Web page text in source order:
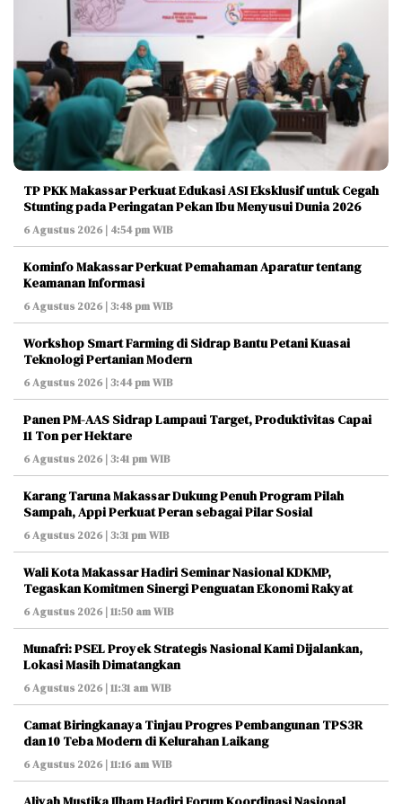
TP PKK Makassar Perkuat Edukasi ASI Eksklusif untuk Cegah
Stunting pada Peringatan Pekan Ibu Menyusui Dunia 2026
6 Agustus 2026 | 4:54 pm WIB
Kominfo Makassar Perkuat Pemahaman Aparatur tentang
Keamanan Informasi
6 Agustus 2026 | 3:48 pm WIB
Workshop Smart Farming di Sidrap Bantu Petani Kuasai
Teknologi Pertanian Modern
6 Agustus 2026 | 3:44 pm WIB
Panen PM-AAS Sidrap Lampaui Target, Produktivitas Capai
11 Ton per Hektare
6 Agustus 2026 | 3:41 pm WIB
Karang Taruna Makassar Dukung Penuh Program Pilah
Sampah, Appi Perkuat Peran sebagai Pilar Sosial
6 Agustus 2026 | 3:31 pm WIB
Wali Kota Makassar Hadiri Seminar Nasional KDKMP,
Tegaskan Komitmen Sinergi Penguatan Ekonomi Rakyat
6 Agustus 2026 | 11:50 am WIB
Munafri: PSEL Proyek Strategis Nasional Kami Dijalankan,
Lokasi Masih Dimatangkan
6 Agustus 2026 | 11:31 am WIB
Camat Biringkanaya Tinjau Progres Pembangunan TPS3R
dan 10 Teba Modern di Kelurahan Laikang
6 Agustus 2026 | 11:16 am WIB